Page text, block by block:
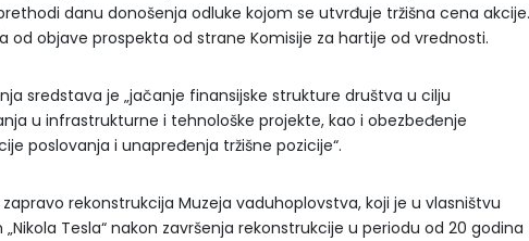
danu donošenja odluke kojom se utvrđuje tržišna cena akcije.
od objave prospekta od strane Komisije za hartije od vrednosti.
sredstava je „jačanje finansijske strukture društva u cilju
u infrastrukturne i tehnološke projekte, kao i obezbeđenje
poslovanja i unapređenja tržišne pozicije“.
rekonstrukcija Muzeja vaduhoplovstva, koji je u vlasništvu
Tesla“ nakon završenja rekonstrukcije u periodu od 20 godina